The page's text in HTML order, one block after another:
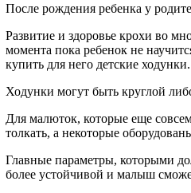
После рождения ребенка у
Развитие и здоровье крохи во
момента пока ребенок не
купить для него детские
Ходунки могут быть круглой
Для малюток, которые еще
толкать, а некоторые
Главные параметры, которыми
более устойчивой и малыш